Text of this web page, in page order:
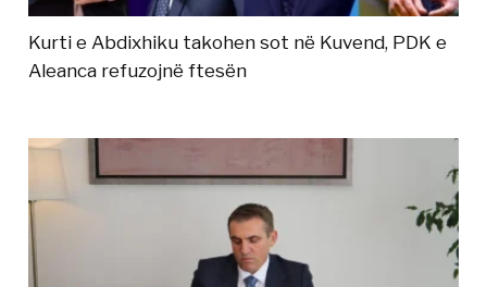
Kurti e Abdixhiku takohen sot në Kuvend, PDK e
Aleanca refuzojnë ftesën